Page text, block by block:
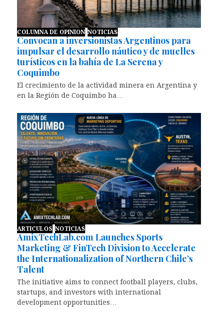
COLUMNA DE OPINION NOTICIAS
Convocan a inversionistas Argentinos para
impulsar el desarrollo náutico y de muelles
turísticos en la bahía de La Serena y
Coquimbo
El crecimiento de la actividad minera en Argentina y
en la Región de Coquimbo ha…
ARTICULOS NOTICIAS
AmixTechLab.com Launches Sports
Marketing & FinTech Division to Accelerate
the Internationalization of Northern Chile’s
Talent
The initiative aims to connect football players, clubs,
startups, and investors with international
development opportunities…